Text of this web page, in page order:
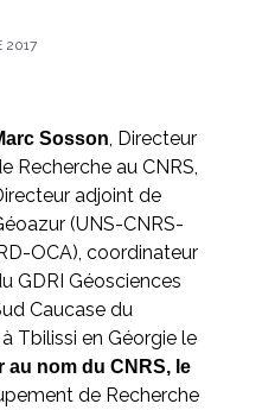
2017
Sosson , Directeur
Recherche au CNRS,
adjoint de
(UNS-CNRS-
OCA), coordinateur
GDRI Géosciences
Caucase du
Tbilissi en Géorgie le
au nom du CNRS, le
de Recherche